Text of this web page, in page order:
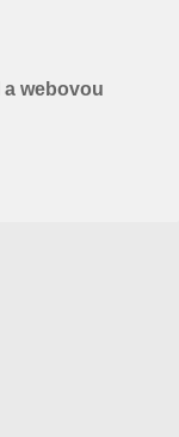
a webovou